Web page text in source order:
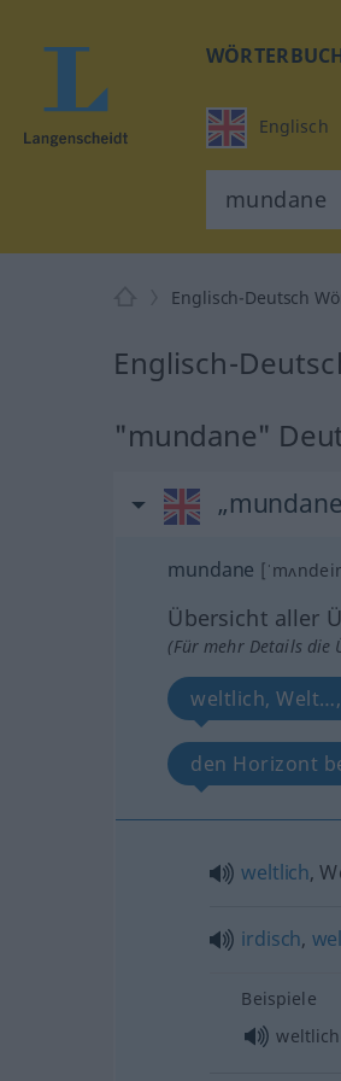
Englisch
Englisch-Deutsch
Englisch-
"mundane"
mundane
Übersicht aller
(Für mehr Details die
weltlich,
den Horizont
weltlich,
irdisch,
Beispiele